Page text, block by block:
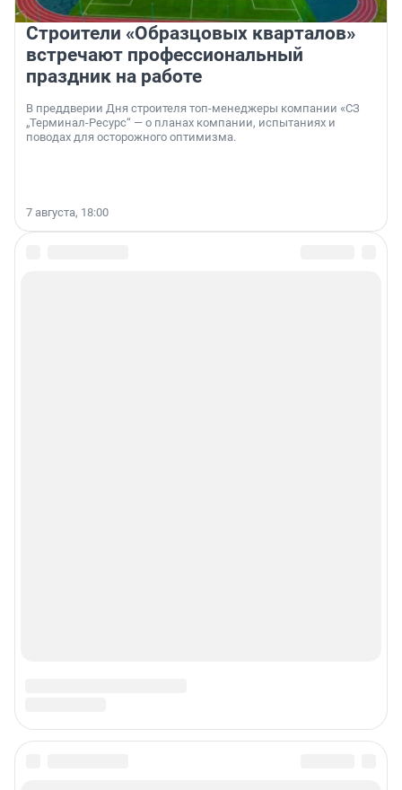
Строители «Образцовых кварталов»
встречают профессиональный
праздник на работе
В преддверии Дня строителя топ-менеджеры компании «СЗ
„Терминал-Ресурс“ — о планах компании, испытаниях и
поводах для осторожного оптимизма.
7 августа, 18:00